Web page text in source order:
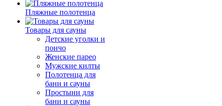
Пляжные полотенца
Товары для сауны
Детские уголки и
пончо
Женские парео
Мужские килты
Полотенца для
бани и сауны
Простыни для
бани и сауны